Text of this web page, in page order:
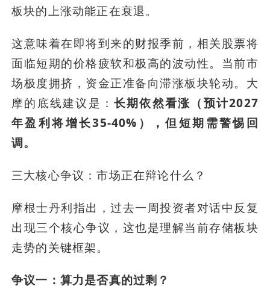
板块的上涨动能正在衰退。
这意味着在即将到来的财报季前，相关股票将
面临短期的价格疲软和极高的波动性。当前市
场极度拥挤，资金正准备向滞涨板块轮动。大
摩的底线建议是： 长期依然看涨（预计2027
年盈利将增长35-40%），但短期需警惕回
调。
三大核心争议：市场正在辩论什么？
摩根士丹利指出，过去一周投资者对话中反复
出现三个核心争议，这也是理解当前存储板块
走势的关键框架。
争议一：算力是否真的过剩？